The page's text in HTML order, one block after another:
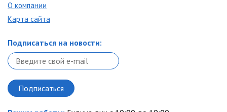
О компании
Карта сайта
Подписаться на новости: